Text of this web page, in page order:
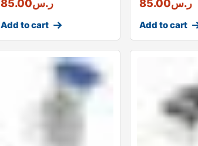
ر.س85.00
Add to cart
ر.س85.00
Add to cart